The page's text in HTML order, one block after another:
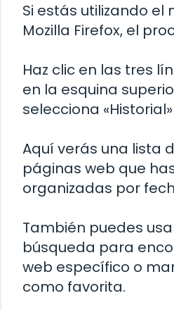
Si estás utilizando el
Mozilla Firefox, el
Haz clic en las tres
en la esquina
selecciona
Aquí verás una lista
páginas web que
organizadas por
También puedes
búsqueda para
web específico o
como favorita.